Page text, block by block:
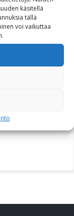
käsitellä
tällä
voi vaikuttaa